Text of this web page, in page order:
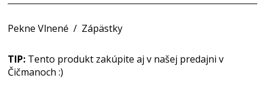
Pekne Vlnené / Zápästky
TIP: Tento produkt zakúpite aj v našej predajni v
Čičmanoch :)